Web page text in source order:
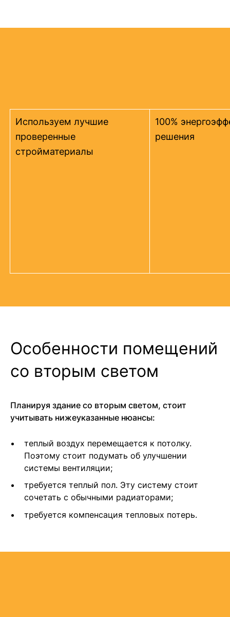
Используем лучшие
проверенные
стройматериалы
100%
решения
Особенности помещений
со вторым светом
Планируя здание со вторым светом, стоит
учитывать нижеуказанные нюансы:
теплый воздух перемещается к потолку.
Поэтому стоит подумать об улучшении
системы вентиляции;
требуется теплый пол. Эту систему стоит
сочетать с обычными радиаторами;
требуется компенсация тепловых потерь.